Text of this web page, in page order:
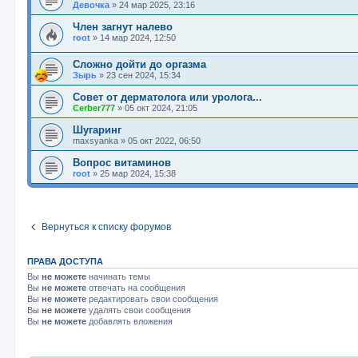
Девочка» 24 мар 2025, 23:16
Член загнут налево
root» 14 мар 2024, 12:50
Сложно дойти до оргазма
Зырь» 23 сен 2024, 15:34
Совет от дерматолога или уролога...
Cerber777» 05 окт 2024, 21:05
Шугаринг
maxsyanka» 05 окт 2022, 06:50
Вопрос витаминов
root» 25 мар 2024, 15:38
Вернуться к списку форумов
ПРАВА ДОСТУПА
Вы не можетеначинать темы
Вы не можетеотвечать на сообщения
Вы не можетередактировать свои сообщения
Вы не можетеудалять свои сообщения
Вы не можетедобавлять вложения